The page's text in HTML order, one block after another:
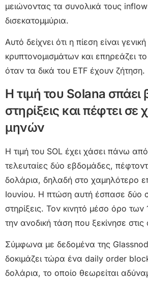
μειώνοντας τα συνολικά τους
δισεκατομμύρια.
Αυτό δείχνει ότι η πίεση είναι
κρυπτονομισμάτων και επηρεάζει
όταν τα δικά του ETF έχουν ζήτηση.
Η τιμή του Solana σπάει
στηρίξεις και πέφτει σε
μηνών
Η τιμή του SOL έχει χάσει πάνω
τελευταίες δύο εβδομάδες,
δολάρια, δηλαδή στο χαμηλότερο
Ιουνίου. Η πτώση αυτή έσπασε δύο
στηρίξεις. Τον κινητό μέσο όρο
την ανοδική τάση που ξεκίνησε
Σύμφωνα με δεδομένα της
δοκιμάζει τώρα ένα daily order
δολάρια, το οποίο θεωρείται